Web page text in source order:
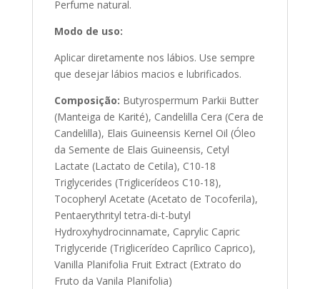
Perfume natural.
Modo de uso:
Aplicar diretamente nos lábios. Use sempre
que desejar lábios macios e lubrificados.
Composição: Butyrospermum Parkii Butter
(Manteiga de Karité), Candelilla Cera (Cera de
Candelilla), Elais Guineensis Kernel Oil (Óleo
da Semente de Elais Guineensis, Cetyl
Lactate (Lactato de Cetila), C10-18
Triglycerides (Triglicerídeos C10-18),
Tocopheryl Acetate (Acetato de Tocoferila),
Pentaerythrityl tetra-di-t-butyl
Hydroxyhydrocinnamate, Caprylic Capric
Triglyceride (Triglicerídeo Caprílico Caprico),
Vanilla Planifolia Fruit Extract (Extrato do
Fruto da Vanila Planifolia)